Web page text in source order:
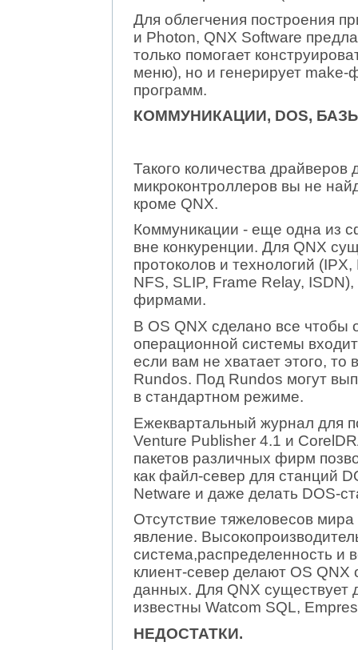
Для облегчения построения
и Photon, QNX Software
только помогает
меню), но и генерирует
программ.
КОММУНИКАЦИИ, DOS,
Такого количества
микроконтроллеров вы не
кроме QNX.
Коммуникации - еще одна из
вне конкуренции. Для QNX
протоколов и технологий
NFS, SLIP, Frame Relay,
фирмами.
В OS QNX сделано все чтобы
операционной системы
если вам не хватает этого,
Rundos. Под Rundos могут
в стандартном режиме.
Ежеквартальный журнал для
Venture Publisher 4.1 и
пакетов различных фирм
как файл-север для станций
Netware и даже делать DOS-
Отсутствие тяжеловесов
явление.
система,распределенность и
клиент-север делают OS
данных. Для QNX существует
известны Watcom SQL,
НЕДОСТАТКИ.